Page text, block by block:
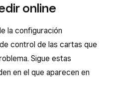
online
la configuración
control de las cartas que
Sigue estas
en el que aparecen en